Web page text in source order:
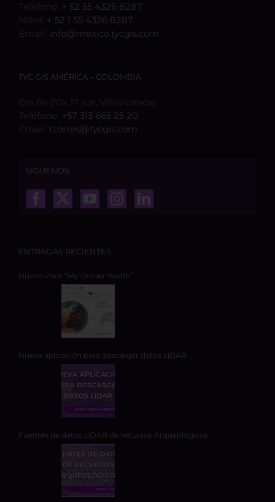
Teléfono: + 52 55 4326 8287
Móvil: + 52 1 55 4326 8287
Email: info@mexico.tycgis.com
TYC GIS AMÉRICA – COLOMBIA
Cra 8e 20a 17 sur, Villavicencio
Teléfono: +57 313 665 25 20
Email: l.torres@tycgis.com
SÍGUENOS
ENTRADAS RECIENTES
Nuevo visor “My Ocean Health”
Nueva aplicación para descargar datos LiDAR
Fuentes de datos LiDAR de recursos Arqueológicos